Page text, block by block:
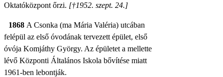
Oktatóközpont őrzi. [†1952. szept. 24.]
1868 A Csonka (ma Mária Valéria) utcában
felépül az első óvodának tervezett épület, első
óvója Komjáthy György. Az épületet a mellette
lévő Központi Általános Iskola bővítése miatt
1961-ben lebontják.